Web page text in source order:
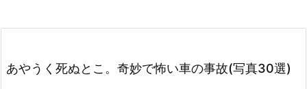
あやうく死ぬとこ。奇妙で怖い車の事故(写真30選)